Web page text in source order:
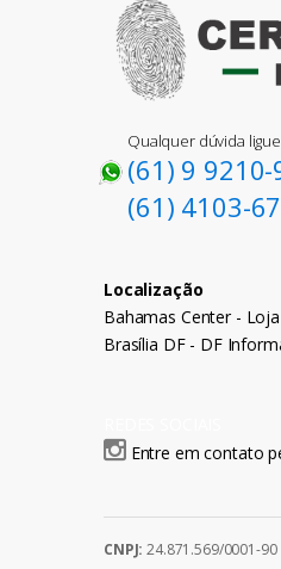
Qualquer dúvida
(61) 9 9210-
(61) 4103-
Localização
Bahamas Center -
Brasília DF - DF
Entre em contato
CNPJ: 24.871.569/0001-90